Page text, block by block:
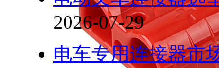
2026-07-29
电车专用连接器市